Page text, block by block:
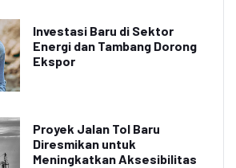
Investasi Baru di Sektor
Energi dan Tambang Dorong
Ekspor
Proyek Jalan Tol Baru
Diresmikan untuk
Meningkatkan Aksesibilitas